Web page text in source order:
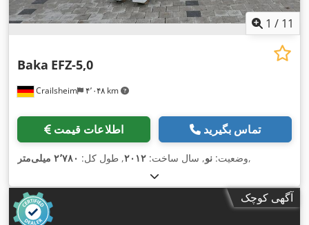
1 / 11
Crailsheim ۴٬۰۴۸ km
Baka EFZ-5,0
اطلاعات قیمت تماس بگیرید
وضعیت: نو, سال ساخت: ۲۰۱۲, طول کل: ۲٬۷۸۰ میلی‌متر ,
آگهی کوچک